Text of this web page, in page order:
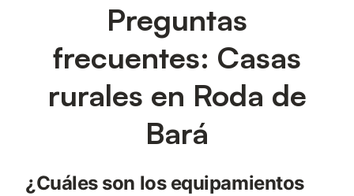
Preguntas
frecuentes: Casas
rurales en Roda de
Bará
¿Cuáles son los equipamientos